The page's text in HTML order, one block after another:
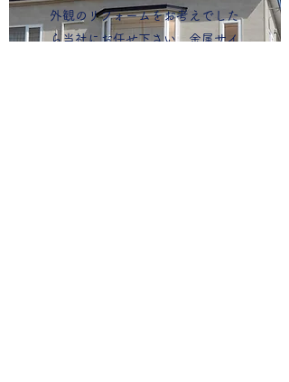
外観のリフォームをお考えでした
ら当社にお任せ下さい。金属サイ